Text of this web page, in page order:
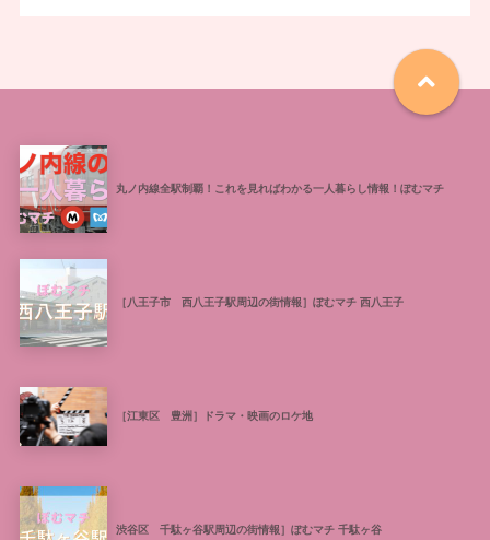
丸ノ内線全駅制覇！これを見ればわかる一人暮らし情報！ぽむマチ
［八王子市 西八王子駅周辺の街情報］ぽむマチ 西八王子
［江東区 豊洲］ドラマ・映画のロケ地
渋谷区 千駄ヶ谷駅周辺の街情報］ぽむマチ 千駄ヶ谷